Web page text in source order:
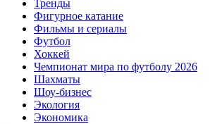
Тренды
Фигурное катание
Фильмы и сериалы
Футбол
Хоккей
Чемпионат мира по футболу 2026
Шахматы
Шоу-бизнес
Экология
Экономика